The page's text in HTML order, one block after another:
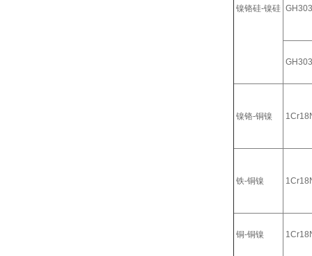
镍铬硅-镍硅
镍铬-铜镍
铁-铜镍
铜-铜镍